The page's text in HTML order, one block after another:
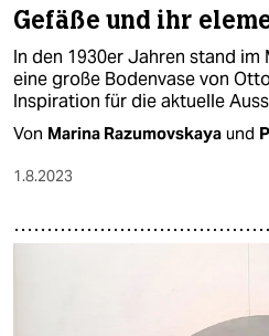
Gefäße und ihr
In den 1930er Jahren stand im
eine große Bodenvase von
Inspiration für die aktuelle
Von Marina Razumovskaya und
1.8.2023